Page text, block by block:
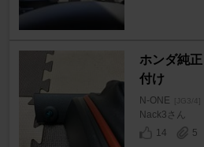
ホンダ純
付け
N-ONE [JG3/4]
Nack3さん
14
5